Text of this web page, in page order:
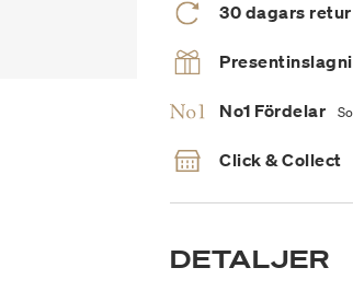
30 dagars retur
No1 Fördelar
Click & Collect
DETALJER